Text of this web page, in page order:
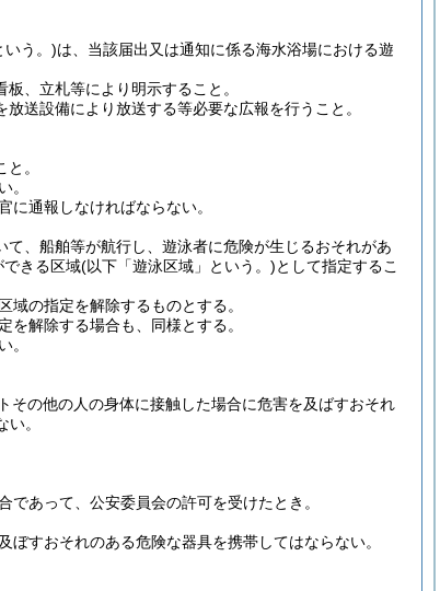
いう。)は、当該届出又は通知に係る海水浴場における遊
、立札等により明示すること。
送設備により放送する等必要な広報を行うこと。
。
。
通報しなければならない。
、船舶等が航行し、遊泳者に危険が生じるおそれがあ
できる区域(以下「遊泳区域」という。)として指定するこ
の指定を解除するものとする。
を解除する場合も、同様とする。
。
その他の人の身体に接触した場合に危害を及ばすおそれ
。
あって、公安委員会の許可を受けたとき。
すおそれのある危険な器具を携帯してはならない。